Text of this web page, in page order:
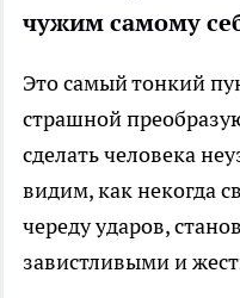
чужим самому
Это самый тонкий
страшной
сделать человека
видим, как некогда
череду ударов,
завистливыми и